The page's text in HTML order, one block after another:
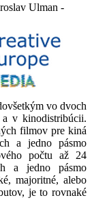
Ulman -
vo dvoch
v kinodistribúcii.
filmov pre kiná
a jedno pásmo
počtu až 24
a jedno pásmo
majoritné, alebo
je to rovnaké